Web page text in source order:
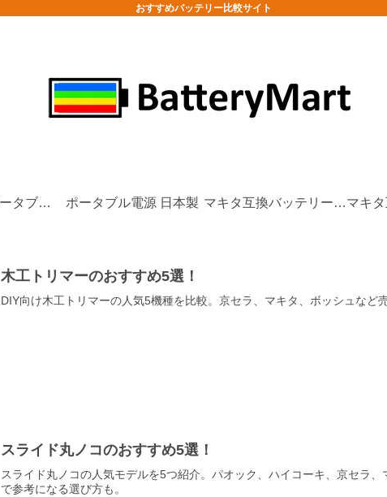
おすすめバッテリー比較サイト
防災/非常用ポータブル電源 ポータブル電源 日本製 マキタ互換バッテリーおすすめ
木工トリマーのおすすめ5選！
DIY向け木工トリマーの人気5機種を比較。京セラ、マキタ、ボッシュなど
スライド丸ノコのおすすめ5選！
スライド丸ノコの人気モデルを5つ紹介。パオック、ハイコーキ、京セラ
で参考になる選び方も。